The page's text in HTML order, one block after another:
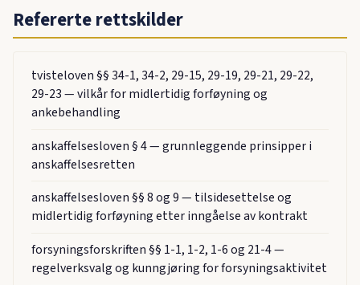
Refererte rettskilder
tvisteloven §§ 34-1, 34-2, 29-15, 29-19, 29-21, 29-22,
29-23 — vilkår for midlertidig forføyning og
ankebehandling
anskaffelsesloven § 4 — grunnleggende prinsipper i
anskaffelsesretten
anskaffelsesloven §§ 8 og 9 — tilsidesettelse og
midlertidig forføyning etter inngåelse av kontrakt
forsyningsforskriften §§ 1-1, 1-2, 1-6 og 21-4 —
regelverksvalg og kunngjøring for forsyningsaktivitet